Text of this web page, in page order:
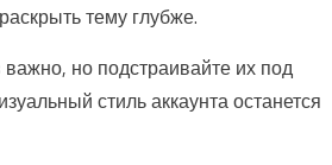
тему глубже.
но подстраивайте их под
стиль аккаунта останется